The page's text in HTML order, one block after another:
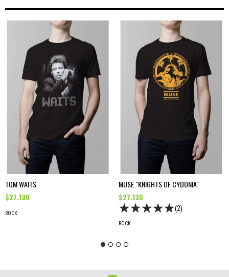
TOM WAITS
$27.130
ROCK
MUSE "KNIGHTS OF CYDONIA"
$27.130
(2)
ROCK